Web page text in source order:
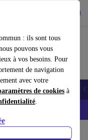
: ils sont tous
pouvons vous
à vos besoins. Pour
de navigation
avec votre
de cookies à
.
connectées Accessoires
-
portables Dell